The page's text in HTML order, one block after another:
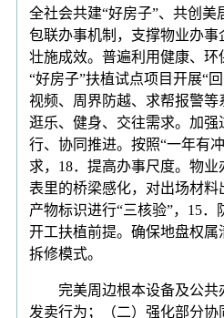
全社会共建“好房子”、共创美
包联办事机制，支撑物业办
壮施成效。普遍利用健康、
“好房子”扶植试点项目开展“
视频、周界防越、求帮报警等
逛乐、健身、交往需求。加强
行、协同推进。按照“一年有
求，18．提高办事尺度。物
表里的桥梁感化，对出场材料
产物标识进行“三核验”，15
开工扶植前提。确保地盘权属
拆修模式。
完美周边根本设备及公共
发卖行为；（二）强化部分协